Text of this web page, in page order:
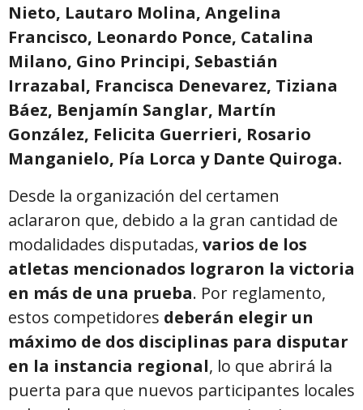
Nieto, Lautaro Molina, Angelina
Francisco, Leonardo Ponce, Catalina
Milano, Gino Principi, Sebastián
Irrazabal, Francisca Denevarez, Tiziana
Báez, Benjamín Sanglar, Martín
González, Felicita Guerrieri, Rosario
Manganielo, Pía Lorca y Dante Quiroga.
Desde la organización del certamen
aclararon que, debido a la gran cantidad de
modalidades disputadas, varios de los
atletas mencionados lograron la victoria
en más de una prueba. Por reglamento,
estos competidores deberán elegir un
máximo de dos disciplinas para disputar
en la instancia regional, lo que abrirá la
puerta para que nuevos participantes locales